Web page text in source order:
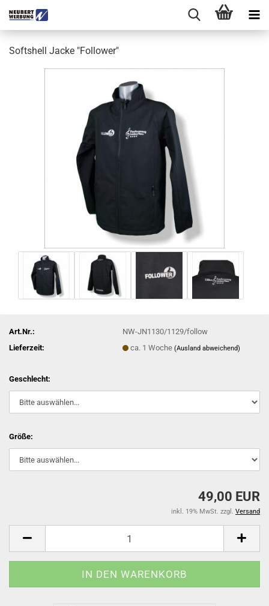
Softshell Jacke "Follower"
Art.Nr.:
NW-JN1130/1129/follow
Lieferzeit:
ca. 1 Woche(Ausland abweichend)
Geschlecht:
Größe:
49,00 EUR
inkl. 19% MwSt. zzgl. Versand